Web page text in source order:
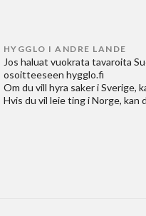
HYGGLO I ANDRE LANDE
Jos haluat vuokrata tavaroita
osoitteeseen hygglo.fi
Om du vill hyra saker i Sverige,
Hvis du vil leie ting i Norge, kan